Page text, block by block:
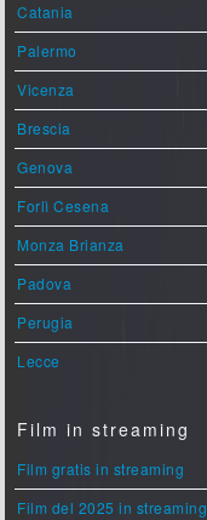
Catania
Palermo
Vicenza
Brescia
Genova
Forlì Cesena
Monza Brianza
Padova
Perugia
Lecce
Film in streaming
Film gratis in streaming
Film del 2025 in streaming